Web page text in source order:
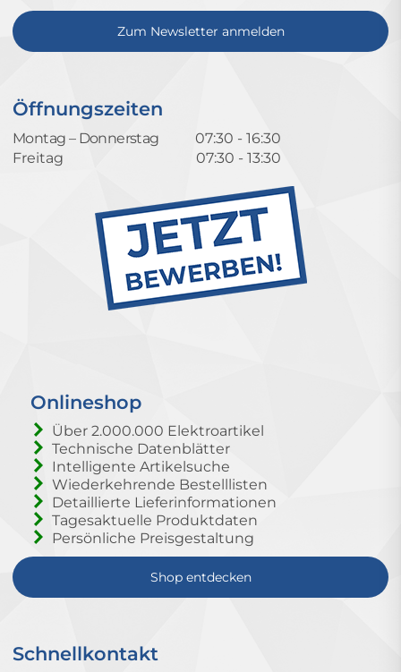
Instagram-
Facebook-
YouTube-
Kanal
LinkedIn-
Profil
Xing-
Profil
Zum Newsletter anmelden
Öffnungszeiten
Montag – Donnerstag
07:30 - 16:30
Freitag
07:30 - 13:30
Onlineshop
Über 2.000.000 Elektroartikel
Technische Datenblätter
Intelligente Artikelsuche
Wiederkehrende Bestelllisten
Detaillierte Lieferinformationen
Tagesaktuelle Produktdaten
Persönliche Preisgestaltung
Shop entdecken
Schnellkontakt